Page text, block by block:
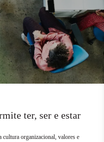
ter, ser e estar
cultura organizacional, valores e